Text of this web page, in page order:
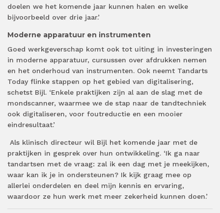
doelen we het komende jaar kunnen halen en welke
bijvoorbeeld over drie jaar.’
Moderne apparatuur en instrumenten
Goed werkgeverschap komt ook tot uiting in investeringen
in moderne apparatuur, cursussen over afdrukken nemen
en het onderhoud van instrumenten. Ook neemt Tandarts
Today flinke stappen op het gebied van digitalisering,
schetst Bijl. ‘Enkele praktijken zijn al aan de slag met de
mondscanner, waarmee we de stap naar de tandtechniek
ook digitaliseren, voor foutreductie en een mooier
eindresultaat.’
Als klinisch directeur wil Bijl het komende jaar met de
praktijken in gesprek over hun ontwikkeling. ‘Ik ga naar
tandartsen met de vraag: zal ik een dag met je meekijken,
waar kan ik je in ondersteunen? Ik kijk graag mee op
allerlei onderdelen en deel mijn kennis en ervaring,
waardoor ze hun werk met meer zekerheid kunnen doen.’